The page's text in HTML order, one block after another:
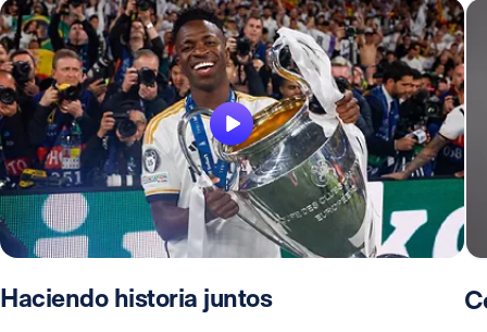
Haciendo historia juntos